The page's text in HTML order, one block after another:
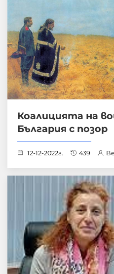
Коалицията на
България с позор
12-12-2022г. 439